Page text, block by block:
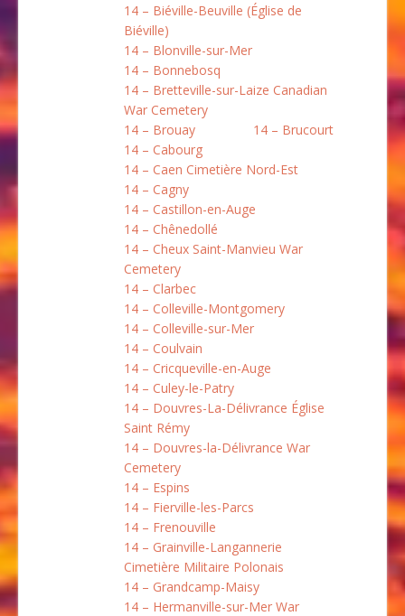
14 – Biéville-Beuville (Église de
Biéville)
14 – Blonville-sur-Mer
14 – Bonnebosq
14 – Bretteville-sur-Laize Canadian
War Cemetery
14 – Brouay
14 – Brucourt
14 – Cabourg
14 – Caen Cimetière Nord-Est
14 – Cagny
14 – Castillon-en-Auge
14 – Chênedollé
14 – Cheux Saint-Manvieu War
Cemetery
14 – Clarbec
14 – Colleville-Montgomery
14 – Colleville-sur-Mer
14 – Coulvain
14 – Cricqueville-en-Auge
14 – Culey-le-Patry
14 – Douvres-La-Délivrance Église
Saint Rémy
14 – Douvres-la-Délivrance War
Cemetery
14 – Espins
14 – Fierville-les-Parcs
14 – Frenouville
14 – Grainville-Langannerie
Cimetière Militaire Polonais
14 – Grandcamp-Maisy
14 – Hermanville-sur-Mer War